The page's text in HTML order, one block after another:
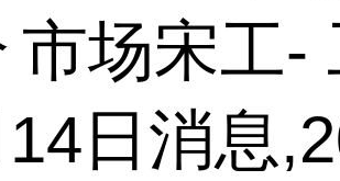
市场宋工-
日消息